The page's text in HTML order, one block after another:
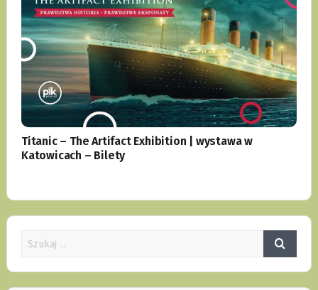
Titanic – The Artifact Exhibition | wystawa w
Katowicach – Bilety